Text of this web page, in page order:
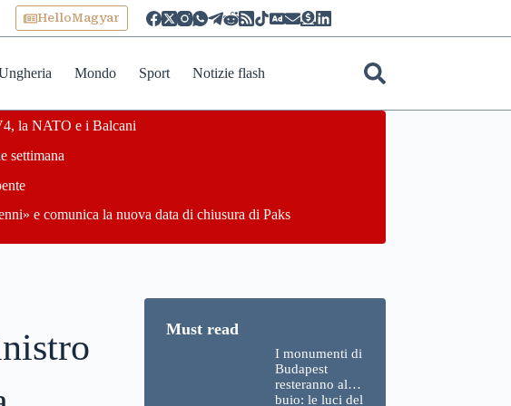
HelloMagyar
Mondo Sport Notizie flash
la NATO e i Balcani
settimana
e comunica la nuova data di chiusura di Paks
I monumenti di
Budapest
resteranno al
buio: le luci del